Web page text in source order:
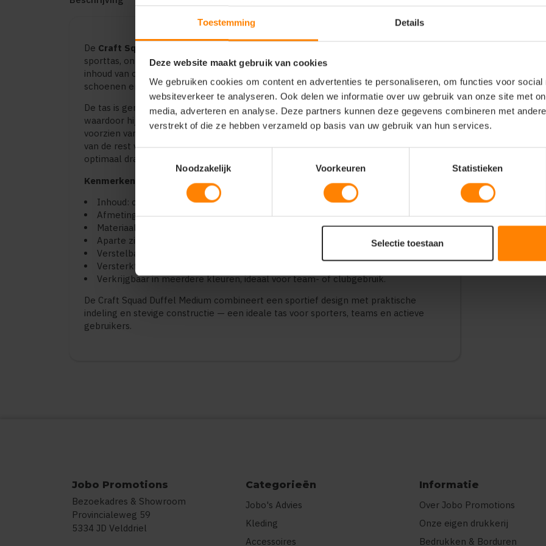
Toestemming Details
Deze website maakt gebruik van cookies
We gebruiken cookies om content en advertenties te personaliseren, om functies voor social
websiteverkeer te analyseren. Ook delen we informatie over uw gebruik van onze site met
media, adverteren en analyse. Deze partners kunnen deze gegevens combineren met
verstrekt of die ze hebben verzameld op basis van uw gebruik van hun services.
Noodzakelijk
Voorkeuren Statistieken
Selectie toestaan
De Craft Squad Duffel Medium (1905594)
sporttas, ontworpen voor dagelijks gebruik, trainingen en wedstrijden. Met een
inhoud van ongeveer 33 liter biedt deze tas voldoende ruimte voor kleding,
schoenen en accessoires.
De tas is gemaakt van stevig polyester met een beschermende PU-coating,
waardoor hij bestand is tegen intensief gebruik en lichte regen. De zijkanten zijn
voorzien van aparte vakken om schoenen of natte spullen gescheiden te houden
van de rest van de inhoud. De verstelbare en afneembare schouderband zorgt voor
optimaal draagcomfort, terwijl de stevige handgrepen extra gebruiksgemak bieden.
Kenmerken:
Inhoud: circa 33 liter.
Afmetingen: ongeveer 45 × 27 × 30 cm.
Materiaal: duurzaam polyester met PU-coating.
Aparte zijvakken voor schoenen of accessoires.
Verstelbare en afneembare schouderband.
Versterkte bodem voor extra stabiliteit.
Verkrijgbaar in meerdere kleuren, ideaal voor team- of clubgebruik.
De Craft Squad Duffel Medium combineert een sportief design met praktische
indeling en stevige constructie — een ideale tas voor sporters, teams en actieve
gebruikers.
Jobo Promotions
Bezoekadres & Showroom
Provincialeweg 59
5334 JD Velddriel
Categorieën
Jobo's Advies
Kleding
Accessoires
Informatie
Over Jobo Promotions
Onze eigen drukkerij
Bedrukken & Borduren